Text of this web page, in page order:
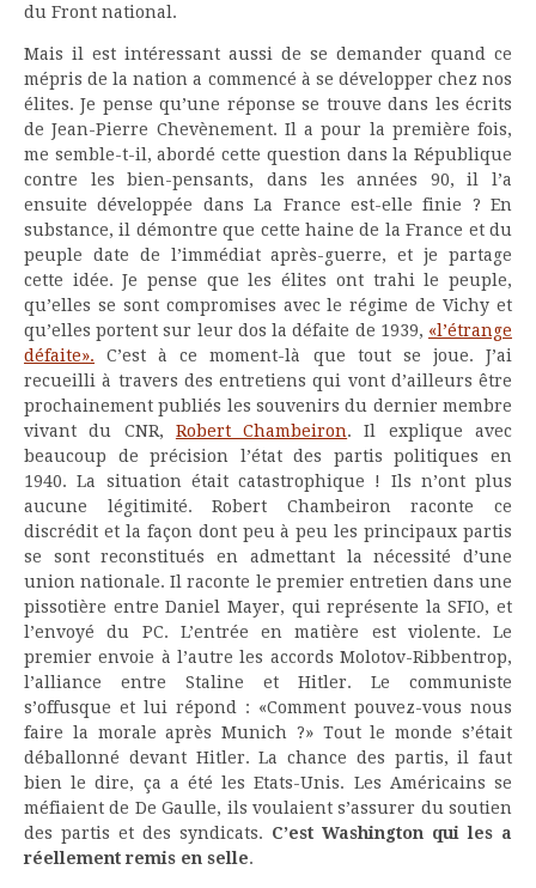
du Front national.
Mais il est intéressant aussi de se demander quand ce
mépris de la nation a commencé à se développer chez nos
élites. Je pense qu’une réponse se trouve dans les écrits
de Jean-Pierre Chevènement. Il a pour la première fois,
me semble-t-il, abordé cette question dans la République
contre les bien-pensants, dans les années 90, il l’a
ensuite développée dans La France est-elle finie ? En
substance, il démontre que cette haine de la France et du
peuple date de l’immédiat après-guerre, et je partage
cette idée. Je pense que les élites ont trahi le peuple,
qu’elles se sont compromises avec le régime de Vichy et
qu’elles portent sur leur dos la défaite de 1939, «l’étrange
défaite». C’est à ce moment-là que tout se joue. J’ai
recueilli à travers des entretiens qui vont d’ailleurs être
prochainement publiés les souvenirs du dernier membre
vivant du CNR, Robert Chambeiron. Il explique avec
beaucoup de précision l’état des partis politiques en
1940. La situation était catastrophique ! Ils n’ont plus
aucune légitimité. Robert Chambeiron raconte ce
discrédit et la façon dont peu à peu les principaux partis
se sont reconstitués en admettant la nécessité d’une
union nationale. Il raconte le premier entretien dans une
pissotière entre Daniel Mayer, qui représente la SFIO, et
l’envoyé du PC. L’entrée en matière est violente. Le
premier envoie à l’autre les accords Molotov-Ribbentrop,
l’alliance entre Staline et Hitler. Le communiste
s’offusque et lui répond : «Comment pouvez-vous nous
faire la morale après Munich ?» Tout le monde s’était
déballonné devant Hitler. La chance des partis, il faut
bien le dire, ça a été les Etats-Unis. Les Américains se
méfiaient de De Gaulle, ils voulaient s’assurer du soutien
des partis et des syndicats. C’est Washington qui les a
réellement remis en selle.